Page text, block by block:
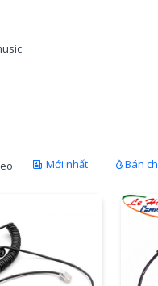
Mới nhất Bán